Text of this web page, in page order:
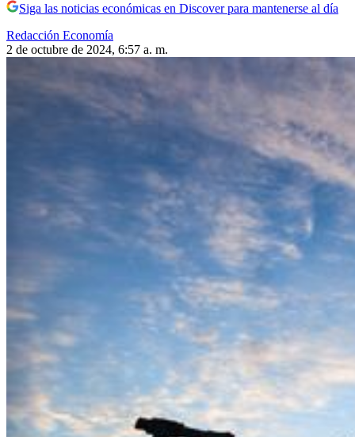
Siga las noticias económicas en Discover para mantenerse al día
Redacción Economía
2 de octubre de 2024, 6:57 a. m.